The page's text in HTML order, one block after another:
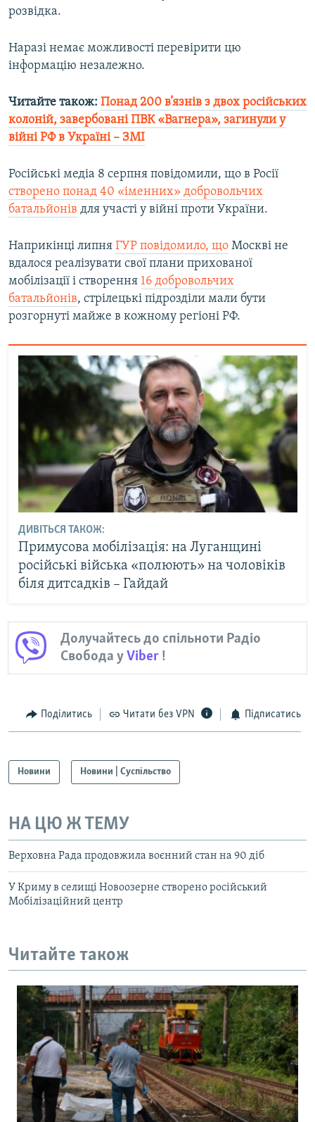
розвідка.
Наразі немає можливості перевірити цю
інформацію незалежно.
Читайте також: Понад 200 в’язнів з двох російських
колоній, завербовані ПВК «Вагнера», загинули у
війні РФ в Україні – ЗМІ
Російські медіа 8 серпня повідомили, що в Росії
створено понад 40 «іменних» добровольчих
батальйонів для участі у війні проти України.
Наприкінці липня ГУР повідомило, що Москві не
вдалося реалізувати свої плани прихованої
мобілізації і створення 16 добровольчих
батальйонів, стрілецькі підрозділи мали бути
розгорнуті майже в кожному регіоні РФ.
ДИВІТЬСЯ ТАКОЖ:
Примусова мобілізація: на Луганщині
російські війська «полюють» на чоловіків
біля дитсадків – Гайдай
Долучайтесь до спільноти Радіо
Свобода уViber !
Поділитись Читати без VPN Підписатись
Новини Новини | Суспільство
НА ЦЮ Ж ТЕМУ
Верховна Рада продовжила воєнний стан на 90 діб
У Криму в селищі Новоозерне створено російський
Мобілізаційний центр
Читайте також